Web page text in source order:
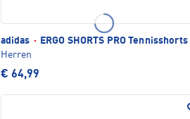
adidas ·
ERGO SHORTS PRO Tennisshorts
Herren
€ 64,99